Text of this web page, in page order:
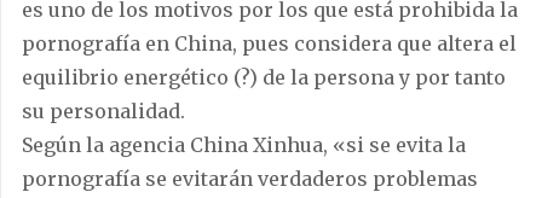
es uno de los motivos por los que está prohibida la
pornografía en China, pues considera que altera el
equilibrio energético (?) de la persona y por tanto
su personalidad.
Según la agencia China Xinhua, «si se evita la
pornografía se evitarán verdaderos problemas